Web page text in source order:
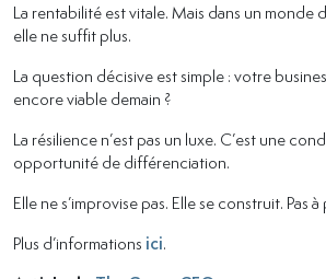
La rentabilité est vitale. Mais dans un monde
elle ne suffit plus.
La question décisive est simple : votre
encore viable demain ?
La résilience n’est pas un luxe. C’est une
opportunité de différenciation.
Elle ne s’improvise pas. Elle se construit. Pas
Plus d’informations ici.